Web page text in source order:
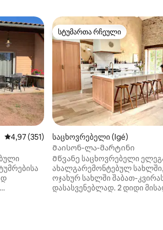
საშუალო შეფასებაა 5‑დან 4,97, 351
4,97 (351)
სტუმართა რჩეული
სტუმართა რჩეული
საცხოვრებელი (Igé)
Მაისონ-ლა-მარტინი
Მწვანე საცხოვრებელი
ახალგარემონტებულ
ოჯახურ სახლში შაბათ-
დასასვენებლად. 2 დიდი